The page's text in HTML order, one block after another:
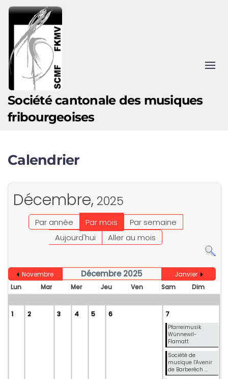
Accéder au contenu principal
Société cantonale des musiques
fribourgeoises
Calendrier
Décembre, 2025
Par année Par mois
Par semaine
Aujourd'hui
Aller au mois
Novembre Décembre 2025
Janvier
Lun
Mar Mer Jeu Ven Sam Dim
1 2 3 4 5 6 7
Pfarreimusik
Wünnewil-
Flamatt
Société de
musique l'Avenir
de Barberêch ...